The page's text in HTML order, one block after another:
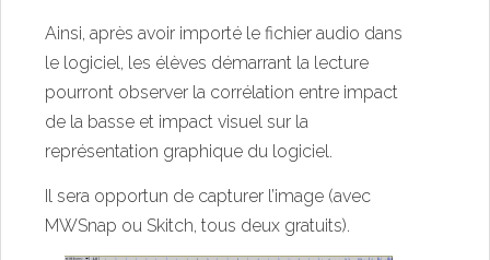
Ainsi, après avoir importé le fichier audio dans
le logiciel, les élèves démarrant la lecture
pourront observer la corrélation entre impact
de la basse et impact visuel sur la
représentation graphique du logiciel.
Il sera opportun de capturer l’image (avec
MWSnap ou Skitch, tous deux gratuits).